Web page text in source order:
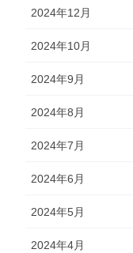
2024年12月
2024年10月
2024年9月
2024年8月
2024年7月
2024年6月
2024年5月
2024年4月